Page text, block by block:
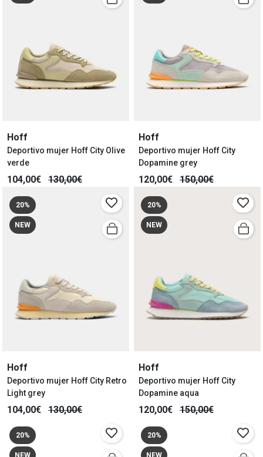
Hoff
Deportivo mujer Hoff City Olive
verde
104,00€ 130,00€
Hoff
Deportivo mujer Hoff City
Dopamine grey
120,00€ 150,00€
20%
NEW
Hoff
Deportivo mujer Hoff City Retro
Light grey
104,00€ 130,00€
20%
NEW
Hoff
Deportivo mujer Hoff City
Dopamine aqua
120,00€ 150,00€
20%
NEW
20%
NEW